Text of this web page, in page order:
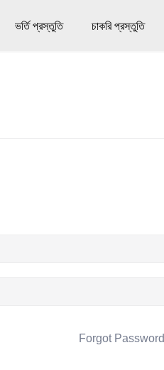
ভর্তি প্রস্তুতি চাকরি প্রস্তুতি
Forgot